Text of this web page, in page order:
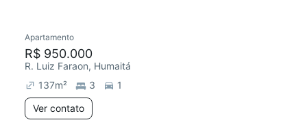
Redecorar
Apartamento
R$ 950.000
R. Luiz Faraon, Humaitá
137m² 3
1
Ver contato